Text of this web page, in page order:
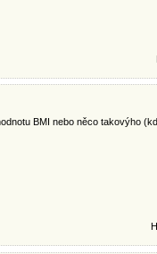
BMI nebo něco takovýho